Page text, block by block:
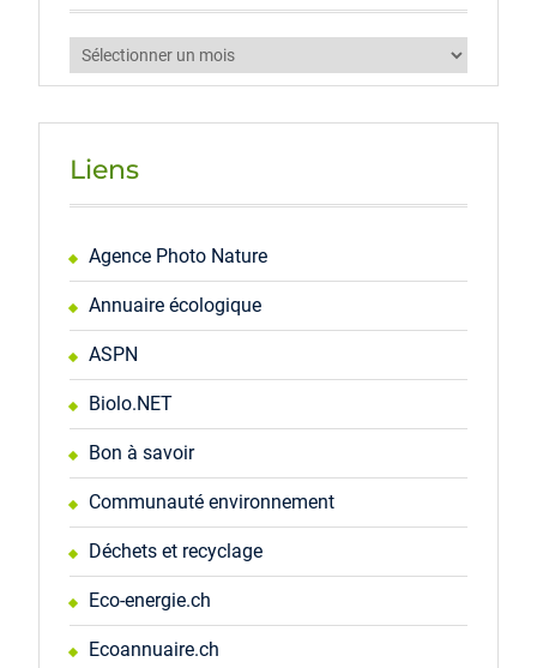
Archives
Liens
Agence Photo Nature
Annuaire écologique
ASPN
Biolo.NET
Bon à savoir
Communauté environnement
Déchets et recyclage
Eco-energie.ch
Ecoannuaire.ch